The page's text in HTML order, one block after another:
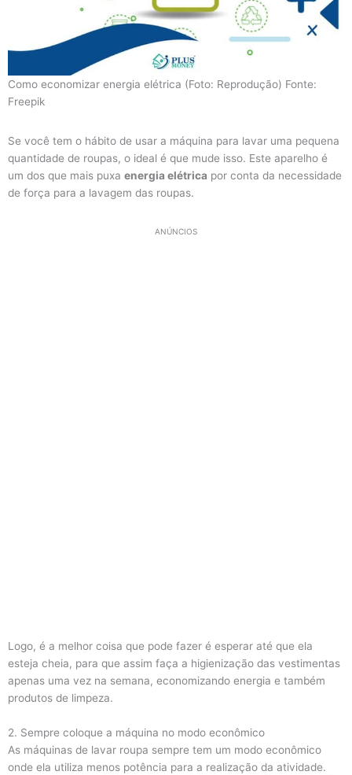
Como economizar energia elétrica (Foto: Reprodução) Fonte:
Freepik
Se você tem o hábito de usar a máquina para lavar uma pequena
quantidade de roupas, o ideal é que mude isso. Este aparelho é
um dos que mais puxa energia elétrica por conta da necessidade
de força para a lavagem das roupas.
ANÚNCIOS
Logo, é a melhor coisa que pode fazer é esperar até que ela
esteja cheia, para que assim faça a higienização das vestimentas
apenas uma vez na semana, economizando energia e também
produtos de limpeza.
2. Sempre coloque a máquina no modo econômico
As máquinas de lavar roupa sempre tem um modo econômico
onde ela utiliza menos potência para a realização da atividade.